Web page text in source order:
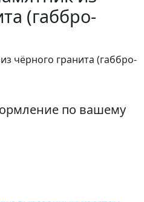
(габбро-
по вашему